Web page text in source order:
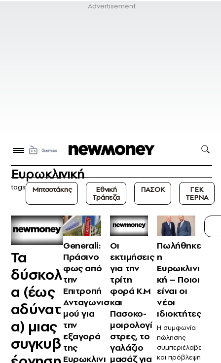
Ευρωκλινική
tags Μητσοτάκης
Εθνική
Τράπεζα
ΠΑΣΟΚ
ΓΕΚ
ΤΕΡΝΑ
Τα
δύσκολ
α (έως
αδύνατ
α) μιας
συγκυβ
Generali:
Πράσινο
φως από
την
Επιτροπή
Ανταγωνισ
μού για
την
εξαγορά
της
Ευρωκλινι
Οι
εκτιμήσεις
για την
τρίτη
φορά Κ.Μ
και
Πασοκο-
μοιρολογί
στρες, το
γαλάζιο
μασάζ για
Πωλήθηκε
η
Ευρωκλινι
κή – Ποιοι
είναι οι
νέοι
ιδιοκτήτες
Η συμφωνία
πώλησης
συμπεριέλαβε
και πρόβλεψη